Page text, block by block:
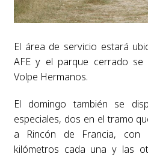
El área de servicio estará
AFE y el parque cerrado se
Volpe Hermanos.
El domingo también se
especiales, dos en el tramo
a Rincón de Francia, con
kilómetros cada una y las